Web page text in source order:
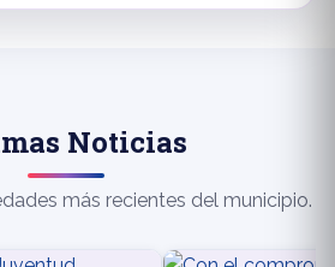
Noticias
más recientes del municipio.